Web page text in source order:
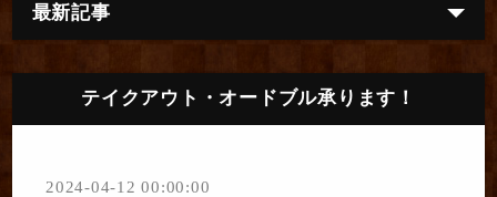
最新記事
テイクアウト・オードブル承ります！
2024-04-12 00:00:00